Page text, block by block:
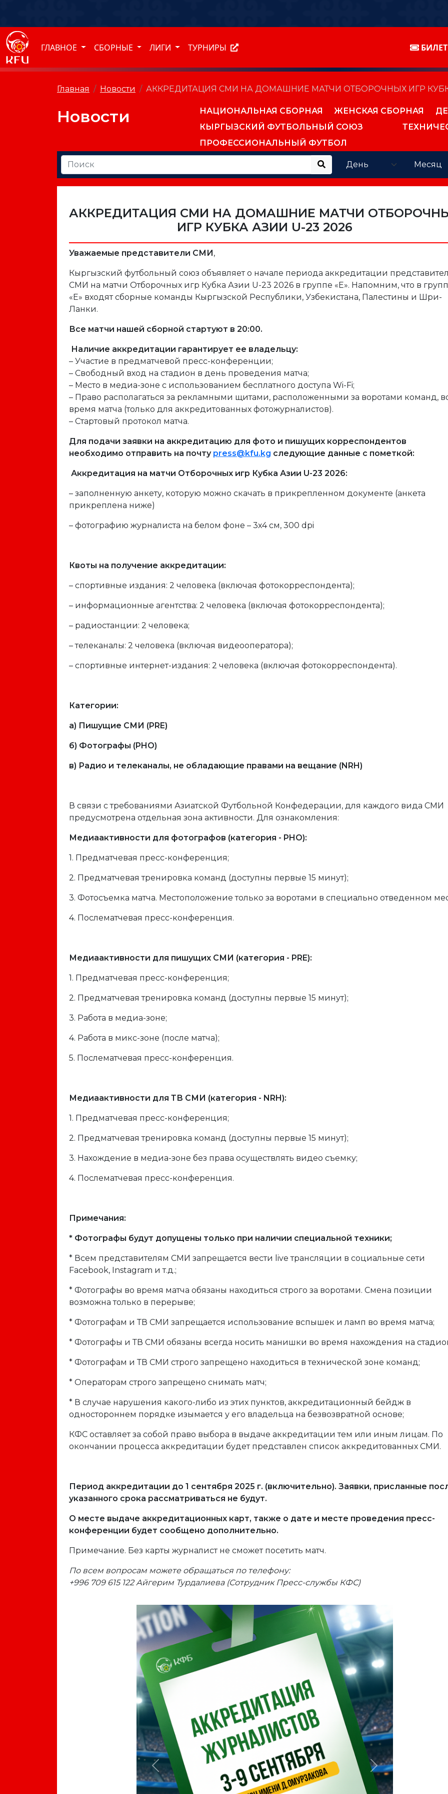
ГЛАВНОЕ СБОРНЫЕ ЛИГИ ТУРНИРЫ
Главная Новости АККРЕДИТАЦИЯ СМИ НА ДОМАШНИЕ МАТЧИ ОТБОРОЧНЫХ ИГР
Новости НАЦИОНАЛЬНАЯ СБОРНАЯ ЖЕНСКАЯ СБОРНАЯ
КЫРГЫЗСКИЙ ФУТБОЛЬНЫЙ СОЮЗ
ПРОФЕССИОНАЛЬНЫЙ ФУТБОЛ
АККРЕДИТАЦИЯ СМИ НА ДОМАШНИЕ МАТЧИ
ИГР КУБКА АЗИИ U-23 2026
Уважаемые представители СМИ,
Кыргызский футбольный союз объявляет о начале периода аккредитации
СМИ на матчи Отборочных игр Кубка Азии U-23 2026 в группе «Е». Напомним, что в
«Е» входят сборные команды Кыргызской Республики, Узбекистана, Палестины и Шри-
Ланки.
Все матчи нашей сборной стартуют в 20:00.
Наличие аккредитации гарантирует ее владельцу:
– Участие в предматчевой пресс-конференции;
– Свободный вход на стадион в день проведения матча;
– Место в медиа-зоне с использованием бесплатного доступа Wi-Fi;
– Право располагаться за рекламными щитами, расположенными за воротами команд,
время матча (только для аккредитованных фотожурналистов).
– Стартовый протокол матча.
Для подачи заявки на аккредитацию для фото и пишущих корреспондентов
необходимо отправить на почту press@kfu.kg следующие данные с пометкой:
Аккредитация на матчи Отборочных игр Кубка Азии U-23 2026:
– заполненную анкету, которую можно скачать в прикрепленном документе (анкета
прикреплена ниже)
– фотографию журналиста на белом фоне – 3х4 см, 300 dpi
Квоты на получение аккредитации:
– спортивные издания: 2 человека (включая фотокорреспондента);
– информационные агентства: 2 человека (включая фотокорреспондента);
– радиостанции: 2 человека;
– телеканалы: 2 человека (включая видеооператора);
– спортивные интернет-издания: 2 человека (включая фотокорреспондента).
Категории:
а) Пишущие СМИ (PRE)
б) Фотографы (PHO)
в) Радио и телеканалы, не обладающие правами на вещание (NRH)
В связи с требованиями Азиатской Футбольной Конфедерации, для каждого вида СМИ
предусмотрена отдельная зона активности. Для ознакомления:
Медиаактивности для фотографов (категория - PHO):
1. Предматчевая пресс-конференция;
2. Предматчевая тренировка команд (доступны первые 15 минут);
3. Фотосъемка матча. Местоположение только за воротами в специально отведенном
4. Послематчевая пресс-конференция.
Медиаактивности для пишущих СМИ (категория - PRE):
1. Предматчевая пресс-конференция;
2. Предматчевая тренировка команд (доступны первые 15 минут);
3. Работа в медиа-зоне;
4. Работа в микс-зоне (после матча);
5. Послематчевая пресс-конференция.
Медиаактивности для ТВ СМИ (категория - NRH):
1. Предматчевая пресс-конференция;
2. Предматчевая тренировка команд (доступны первые 15 минут);
3. Нахождение в медиа-зоне без права осуществлять видео съемку;
4. Послематчевая пресс-конференция.
Примечания:
* Фотографы будут допущены только при наличии специальной техники;
* Всем представителям СМИ запрещается вести live трансляции в социальные сети
Facebook, Instagram и т.д.;
* Фотографы во время матча обязаны находиться строго за воротами. Смена позиции
возможна только в перерыве;
* Фотографам и ТВ СМИ запрещается использование вспышек и ламп во время матча;
* Фотографы и ТВ СМИ обязаны всегда носить манишки во время нахождения на
* Фотографам и ТВ СМИ строго запрещено находиться в технической зоне команд;
* Операторам строго запрещено снимать матч;
* В случае нарушения какого-либо из этих пунктов, аккредитационный бейдж в
одностороннем порядке изымается у его владельца на безвозвратной основе;
КФС оставляет за собой право выбора в выдаче аккредитации тем или иным лицам. По
окончании процесса аккредитации будет представлен список аккредитованных СМИ.
Период аккредитации до 1 сентября 2025 г. (включительно). Заявки, присланные
указанного срока рассматриваться не будут.
О месте выдаче аккредитационных карт, также о дате и месте проведения пресс-
конференции будет сообщено дополнительно.
Примечание. Без карты журналист не сможет посетить матч.
По всем вопросам можете обращаться по телефону:
+996 709 615 122 Айгерим Турдалиева (Сотрудник Пресс-службы КФС)
Previous Next